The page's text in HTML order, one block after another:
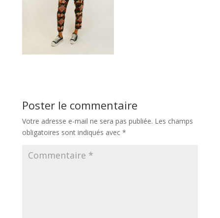
Poster le commentaire
Votre adresse e-mail ne sera pas publiée. Les champs
obligatoires sont indiqués avec *